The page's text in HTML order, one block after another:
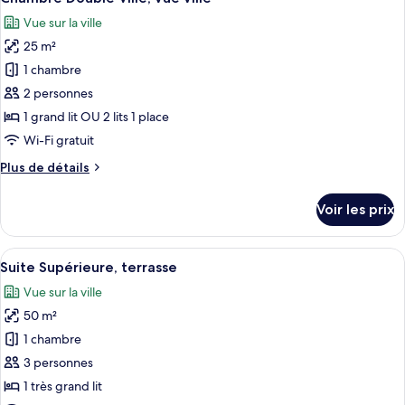
Suite
Studio
Junior
toutes
les
photos
pour
ce
type
de
chambre :
Chambre
vue
ville
Vue sur la ville
25 m²
1 chambre
2 personnes
1 grand lit OU 2 lits 1 place
Wi-Fi gratuit
Plus de détails
Plus
le
type
de
Chambre
Double
Ville,
vue
ville
Voir les prix
Afficher
toutes
les
photos
pour
ce
type
Une chambre d’hôtel avec un grand
11
Suite Supérieure, terrasse
Vue sur la ville
50 m²
1 chambre
3 personnes
1 très grand lit